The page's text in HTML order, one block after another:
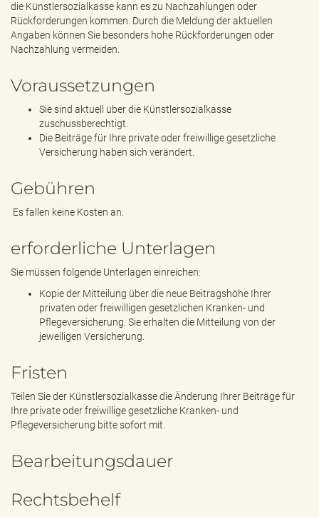
die Künstlersozialkasse kann es zu Nachzahlungen oder
Rückforderungen kommen. Durch die Meldung der aktuellen
Angaben können Sie besonders hohe Rückforderungen oder
Nachzahlung vermeiden.
Voraussetzungen
Sie sind aktuell über die Künstlersozialkasse
zuschussberechtigt.
Die Beiträge für Ihre private oder freiwillige gesetzliche
Versicherung haben sich verändert.
Gebühren
Es fallen keine Kosten an.
erforderliche Unterlagen
Sie müssen folgende Unterlagen einreichen:
Kopie der Mitteilung über die neue Beitragshöhe Ihrer
privaten oder freiwilligen gesetzlichen Kranken- und
Pflegeversicherung. Sie erhalten die Mitteilung von der
jeweiligen Versicherung.
Fristen
Teilen Sie der Künstlersozialkasse die Änderung Ihrer Beiträge für
Ihre private oder freiwillige gesetzliche Kranken- und
Pflegeversicherung bitte sofort mit.
Bearbeitungsdauer
Rechtsbehelf